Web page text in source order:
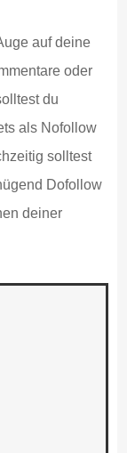
auf deine
oder
du
als Nofollow
solltest
Dofollow
deiner